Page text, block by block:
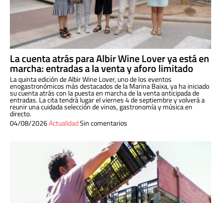
La cuenta atrás para Albir Wine Lover ya está en
marcha: entradas a la venta y aforo limitado
La quinta edición de Albir Wine Lover, uno de los eventos
enogastronómicos más destacados de la Marina Baixa, ya ha iniciado
su cuenta atrás con la puesta en marcha de la venta anticipada de
entradas. La cita tendrá lugar el viernes 4 de septiembre y volverá a
reunir una cuidada selección de vinos, gastronomía y música en
directo.
04/08/2026ActualidadSin comentarios